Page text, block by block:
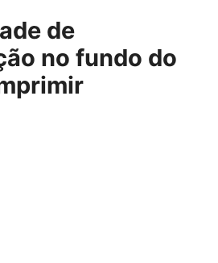
de
no fundo do